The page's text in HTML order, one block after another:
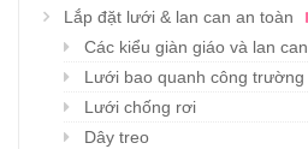
Lắp đặt lưới & lan can an toàn
Các kiểu giàn giáo và lan can
Lưới bao quanh công trường
Lưới chống rơi
Dây treo